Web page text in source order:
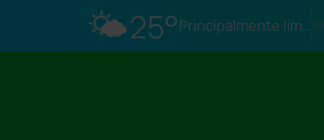
🌤️25° Principalmente limpo